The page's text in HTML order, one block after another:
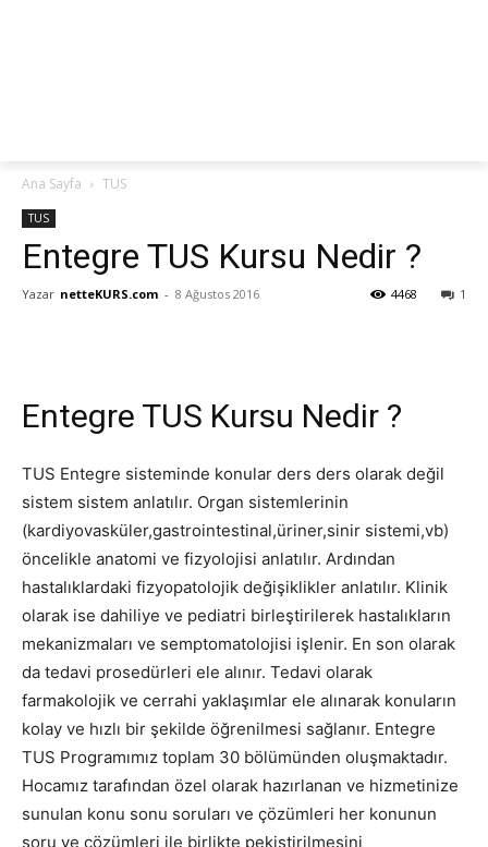
Ana Sayfa TUS
TUS
Entegre TUS Kursu Nedir ?
Yazar netteKURS.com - 8 Ağustos 2016 1
4468
Entegre TUS Kursu Nedir ?
TUS Entegre sisteminde konular ders ders olarak değil
sistem sistem anlatılır. Organ sistemlerinin
(kardiyovasküler,gastrointestinal,üriner,sinir sistemi,vb)
öncelikle anatomi ve fizyolojisi anlatılır. Ardından
hastalıklardaki fizyopatolojik değişiklikler anlatılır. Klinik
olarak ise dahiliye ve pediatri birleştirilerek hastalıkların
mekanizmaları ve semptomatolojisi işlenir. En son olarak
da tedavi prosedürleri ele alınır. Tedavi olarak
farmakolojik ve cerrahi yaklaşımlar ele alınarak konuların
kolay ve hızlı bir şekilde öğrenilmesi sağlanır. Entegre
TUS Programımız toplam 30 bölümünden oluşmaktadır.
Hocamız tarafından özel olarak hazırlanan ve hizmetinize
sunulan konu sonu soruları ve çözümleri her konunun
soru ve çözümleri ile birlikte pekiştirilmesini